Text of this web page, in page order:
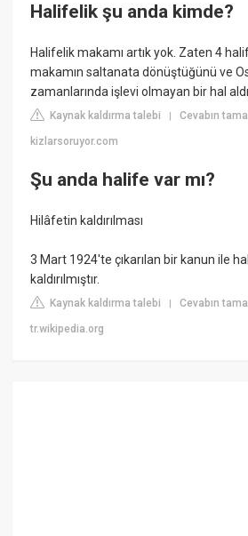
Halifelik şu anda kimde?
Halifelik makamı artık yok. Zaten 4
makamın saltanata dönüştüğünü ve
zamanlarında işlevi olmayan bir hal
Kaynak kaldırma talebi |Cevabın
kizlarsoruyor.com
Şu anda halife var mı?
Hilâfetin kaldırılması
3 Mart 1924'te çıkarılan bir kanun ile
kaldırılmıştır.
Kaynak kaldırma talebi |Cevabın
tr.wikipedia.org